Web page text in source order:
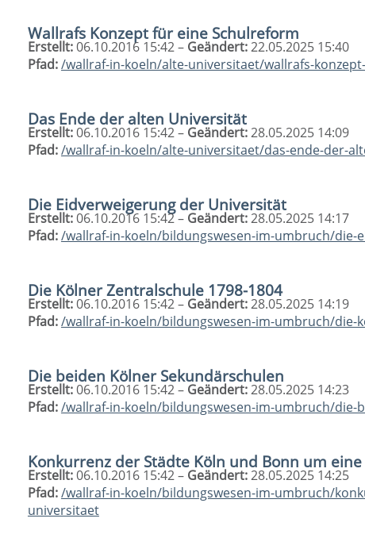
Wallrafs Konzept für eine Schulreform
Erstellt:06.10.2016 15:42 – Geändert:22.05.2025 15:40
Pfad:/wallraf-in-koeln/alte-universitaet/wallrafs-
Das Ende der alten Universität
Erstellt:06.10.2016 15:42 – Geändert:28.05.2025 14:09
Pfad:/wallraf-in-koeln/alte-universitaet/das-ende-der-
Die Eidverweigerung der Universität
Erstellt:06.10.2016 15:42 – Geändert:28.05.2025 14:17
Pfad:/wallraf-in-koeln/bildungswesen-im-umbruch/die-
Die Kölner Zentralschule 1798-1804
Erstellt:06.10.2016 15:42 – Geändert:28.05.2025 14:19
Pfad:/wallraf-in-koeln/bildungswesen-im-umbruch/die-
Die beiden Kölner Sekundärschulen
Erstellt:06.10.2016 15:42 – Geändert:28.05.2025 14:23
Pfad:/wallraf-in-koeln/bildungswesen-im-umbruch/die-
Konkurrenz der Städte Köln und Bonn um
Erstellt:06.10.2016 15:42 – Geändert:28.05.2025 14:25
Pfad:/wallraf-in-koeln/bildungswesen-im-umbruch/
universitaet